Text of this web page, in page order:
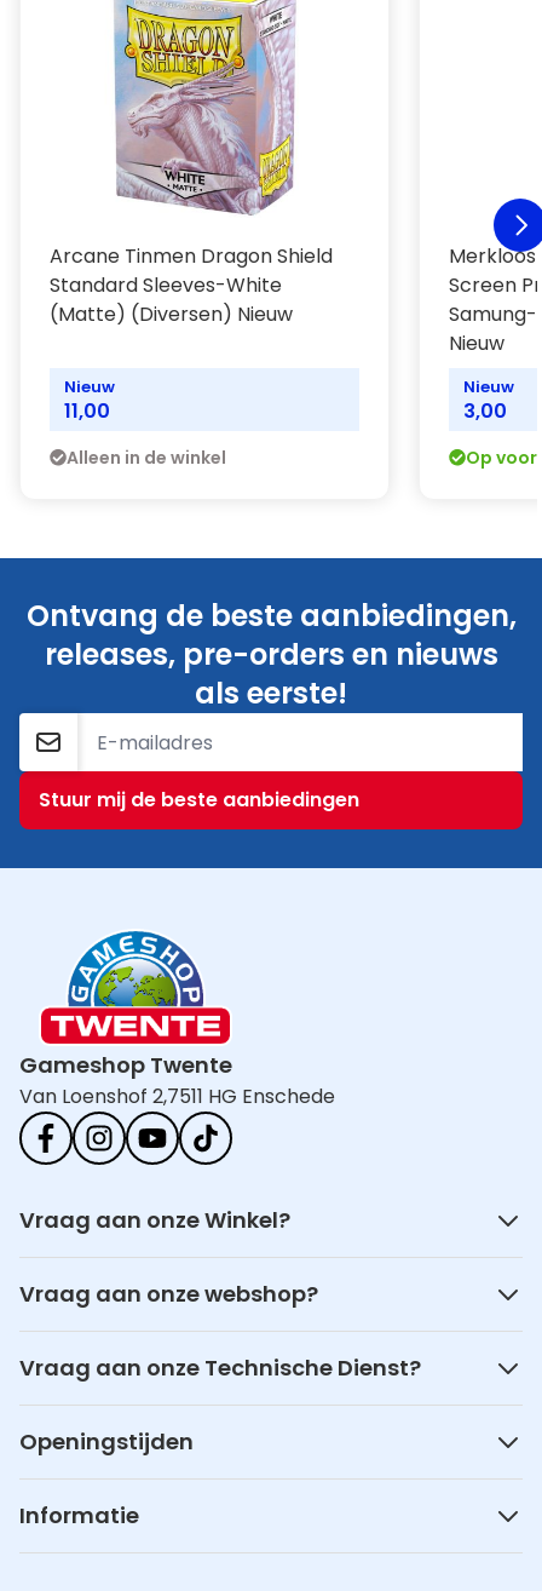
Arcane Tinmen Dragon Shield
Standard Sleeves-White
(Matte) (Diversen) Nieuw
Nieuw
11,00
Alleen in de winkel
Screen
Samung-
Nieuw
Nieuw
3,00
Op
Ontvang de beste aanbiedingen,
releases, pre-orders en nieuws
als eerste!
E-mailadres
Stuur mij de beste aanbiedingen
Gameshop Twente
Van Loenshof 2,7511 HG Enschede
Vraag aan onze Winkel?
Vraag aan onze webshop?
Vraag aan onze Technische Dienst?
Openingstijden
Informatie